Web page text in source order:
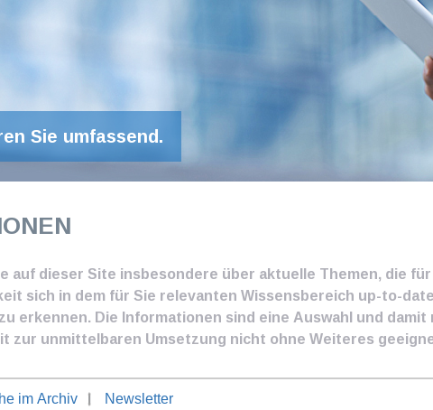
Sie umfassend.
auf dieser Site insbesondere über aktuelle Themen, die
sich in dem für Sie relevanten Wissensbereich up-to-
erkennen. Die Informationen sind eine Auswahl und
zur unmittelbaren Umsetzung nicht ohne Weiteres
im Archiv Newsletter